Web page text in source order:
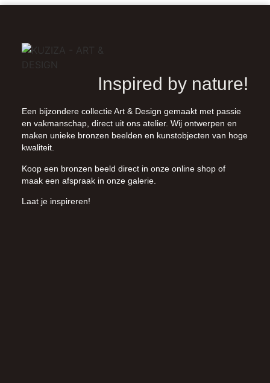
Inspired by nature!
Een bijzondere collectie Art & Design gemaakt met passie
en vakmanschap, direct uit ons atelier. Wij ontwerpen en
maken unieke bronzen beelden en kunstobjecten van hoge
kwaliteit.
Koop een bronzen beeld direct in onze online shopof
maak een afspraak in onze galerie.
Laat je inspireren!